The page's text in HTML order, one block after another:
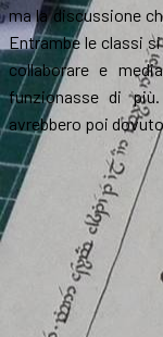
ma la discussione
Entrambe le classi
collaborare e
funzionasse di
avrebbero poi